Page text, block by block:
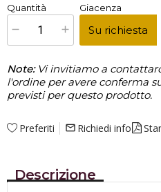
x1 Prezzo finale:€421,00
Quantità Giacenza
Su richiesta
Note: Vi invitiamo a
l'ordine per avere conferma
previsti per questo prodotto.
Preferiti mail_outline Richiedi info
Descrizione